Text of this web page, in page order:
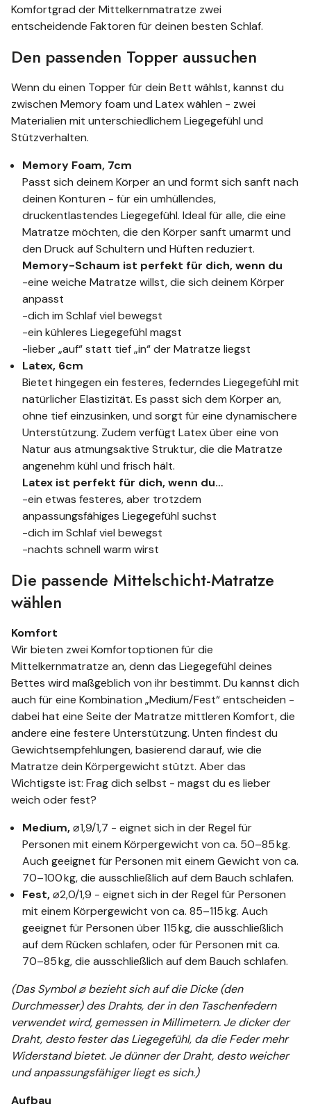
Komfortgrad der Mittelkernmatratze zwei
entscheidende Faktoren für deinen besten Schlaf.
Den passenden Topper aussuchen
Wenn du einen Topper für dein Bett wählst, kannst du
zwischen Memory foam und Latex wählen - zwei
Materialien mit unterschiedlichem Liegegefühl und
Stützverhalten.
Memory Foam, 7cm
Passt sich deinem Körper an und formt sich sanft nach
deinen Konturen - für ein umhüllendes,
druckentlastendes Liegegefühl. Ideal für alle, die eine
Matratze möchten, die den Körper sanft umarmt und
den Druck auf Schultern und Hüften reduziert.
Memory-Schaum ist perfekt für dich, wenn du
-eine weiche Matratze willst, die sich deinem Körper
anpasst
-dich im Schlaf viel bewegst
-ein kühleres Liegegefühl magst
-lieber „auf“ statt tief „in“ der Matratze liegst
Latex, 6cm
Bietet hingegen ein festeres, federndes Liegegefühl mit
natürlicher Elastizität. Es passt sich dem Körper an,
ohne tief einzusinken, und sorgt für eine dynamischere
Unterstützung. Zudem verfügt Latex über eine von
Natur aus atmungsaktive Struktur, die die Matratze
angenehm kühl und frisch hält.
Latex ist perfekt für dich, wenn du…
-ein etwas festeres, aber trotzdem
anpassungsfähiges Liegegefühl suchst
-dich im Schlaf viel bewegst
-nachts schnell warm wirst
Die passende Mittelschicht-Matratze
wählen
Komfort
Wir bieten zwei Komfortoptionen für die
Mittelkernmatratze an, denn das Liegegefühl deines
Bettes wird maßgeblich von ihr bestimmt. Du kannst dich
auch für eine Kombination „Medium/Fest“ entscheiden -
dabei hat eine Seite der Matratze mittleren Komfort, die
andere eine festere Unterstützung. Unten findest du
Gewichtsempfehlungen, basierend darauf, wie die
Matratze dein Körpergewicht stützt. Aber das
Wichtigste ist: Frag dich selbst - magst du es lieber
weich oder fest?
Medium,⌀1,9/1,7 - eignet sich in der Regel für
Personen mit einem Körpergewicht von ca. 50–85 kg.
Auch geeignet für Personen mit einem Gewicht von ca.
70–100 kg, die ausschließlich auf dem Bauch schlafen.
Fest,⌀2,0/1,9 - eignet sich in der Regel für Personen
mit einem Körpergewicht von ca. 85–115 kg. Auch
geeignet für Personen über 115 kg, die ausschließlich
auf dem Rücken schlafen, oder für Personen mit ca.
70–85 kg, die ausschließlich auf dem Bauch schlafen.
(Das Symbol ⌀ bezieht sich auf die Dicke (den
Durchmesser) des Drahts, der in den Taschenfedern
verwendet wird, gemessen in Millimetern. Je dicker der
Draht, desto fester das Liegegefühl, da die Feder mehr
Widerstand bietet. Je dünner der Draht, desto weicher
und anpassungsfähiger liegt es sich.)
Aufbau